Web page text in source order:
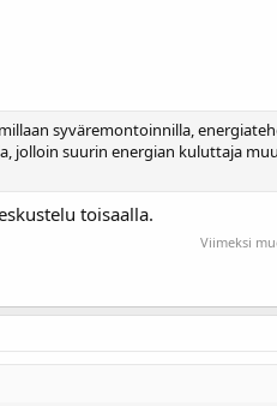
syväremontoinnilla,
jolloin suurin energian kuluttaja
toisaalla.
Viimeksi